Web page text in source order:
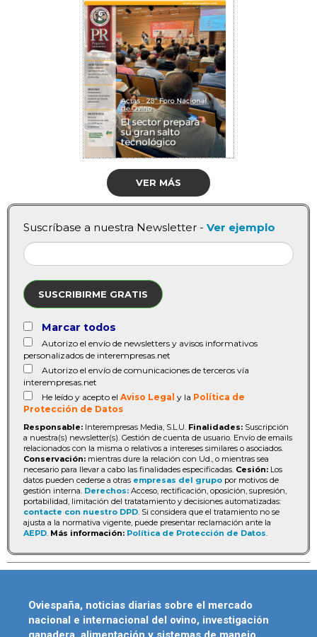
VER MÁS
Suscríbase a nuestra Newsletter - Ver ejemplo
SUSCRIBIRME GRATIS
Marcar todos
Autorizo el envío de newsletters y avisos informativos
personalizados de interempresas.net
Autorizo el envío de comunicaciones de terceros vía
interempresas.net
He leído y acepto el Aviso Legal y la Política de
Protección de Datos
Responsable: Interempresas Media, S.L.U. Finalidades: Suscripción
a nuestra(s) newsletter(s). Gestión de cuenta de usuario. Envío de emails
relacionados con la misma o relativos a intereses similares o asociados.
Conservación: mientras dure la relación con Ud., o mientras sea
necesario para llevar a cabo las finalidades especificadas. Cesión: Los
datos pueden cederse a otras empresas del grupo por motivos de
gestión interna. Derechos: Acceso, rectificación, oposición, supresión,
portabilidad, limitación del tratatamiento y decisiones automatizadas:
contacte con nuestro DPD. Si considera que el tratamiento no se
ajusta a la normativa vigente, puede presentar reclamación ante la
AEPD. Más información: Política de Protección de Datos.
Oviespaña, noticias diarias sobre el mercado
nacional e internacional del ovino, investigación